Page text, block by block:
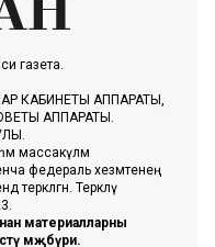
газета.
КАБИНЕТЫ АППАРАТЫ,
АППАРАТЫ.
массакүләм
федераль хезмәтенең
теркәлгән. Теркәлү
материалларны
мәҗбүри.